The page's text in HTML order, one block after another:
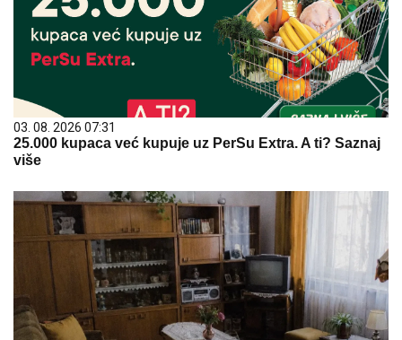
03. 08. 2026 07:31
25.000 kupaca već kupuje uz PerSu Extra. A ti? Saznaj
više